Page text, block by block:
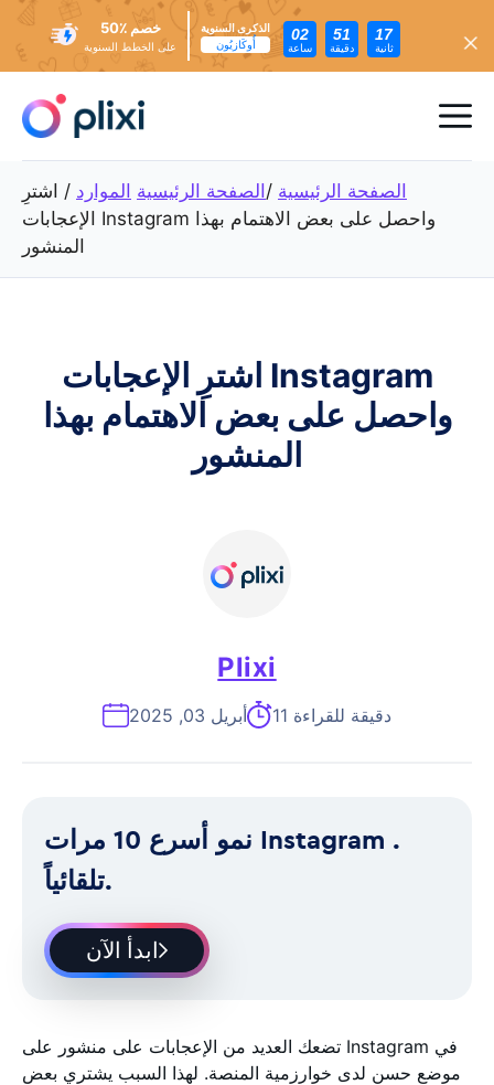
إلى
المحتوى
خصم ٪50
على الخطط السنوية
الذكرى السنوية
أُوكَازيُون
02
ساعة
51
دقيقة
15
ثانية
الصفحة الرئيسية / الصفحة الرئيسية الموارد / اشترِ
الإعجابات Instagram واحصل على بعض الاهتمام بهذا
المنشور
اشترِ الإعجابات Instagram
واحصل على بعض الاهتمام بهذا
المنشور
Plixi
أبريل 03, 2025 11 دقيقة للقراءة
نمو أسرع 10 مرات Instagram .
تلقائياً.
ابدأ الآن
تضعك العديد من الإعجابات على منشور على Instagram في
موضع حسن لدى خوارزمية المنصة. لهذا السبب يشتري بعض